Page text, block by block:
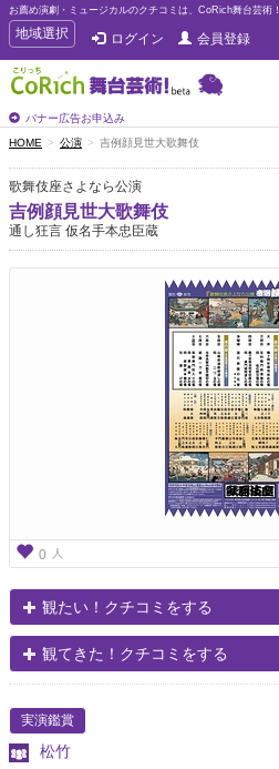
お薦め演劇・ミュージカルのクチコミは、CoRich舞台芸術！
T
o
g
g
e
n
a
v
i
g
a
地域選択 ログイン 会員登録
バナー広告お申込み
HOME 公演 吉例顔見世大歌舞伎
歌舞伎座さよなら公演
吉例顔見世大歌舞伎
通し狂言 仮名手本忠臣蔵
0 人
観たい！クチコミをする
観てきた！クチコミをする
実演鑑賞
松竹